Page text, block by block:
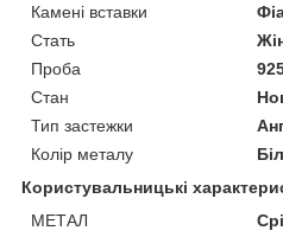
Камені вставки
Стать
Проба
Стан
Тип застежки
Колір металу
Користувальницькі
МЕТАЛ